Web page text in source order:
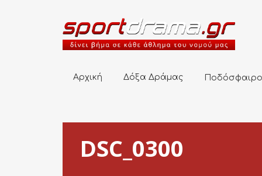
Αρχική Δόξα Δράμας Ποδόσφαιρο
DSC_0300